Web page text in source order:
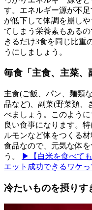
す。エネルギー源が不
が低下して体調を崩し
てしまう栄養素もある
きるだけ3食を同じ比重
うにしましょう。
毎食「主食、主菜、
主食(ご飯、パン、麺類
品など)、副菜(野菜類、
べましょう。このよう
良い食事になります。
ルモンなど体をつくる
食品なので、元気な体
う。
▶【白米を食べて
エット成功できるワケっ
冷たいものを摂りす